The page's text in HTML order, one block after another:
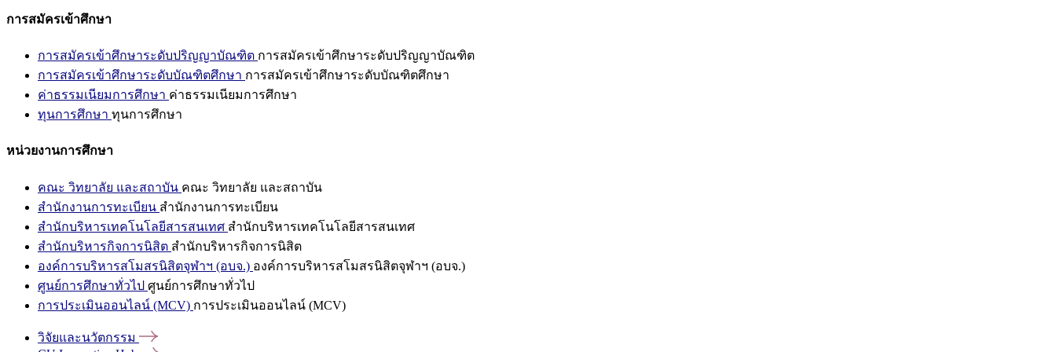
การสมัครเข้าศึกษา
การสมัครเข้าศึกษาระดับปริญญาบัณฑิต การสมัครเข้าศึกษาระดับปริญญาบัณฑิต
การสมัครเข้าศึกษาระดับบัณฑิตศึกษา การสมัครเข้าศึกษาระดับบัณฑิตศึกษา
ค่าธรรมเนียมการศึกษา ค่าธรรมเนียมการศึกษา
ทุนการศึกษา ทุนการศึกษา
หน่วยงานการศึกษา
คณะ วิทยาลัย และสถาบัน คณะ วิทยาลัย และสถาบัน
สำนักงานการทะเบียน สำนักงานการทะเบียน
สำนักบริหารเทคโนโลยีสารสนเทศ สำนักบริหารเทคโนโลยีสารสนเทศ
สำนักบริหารกิจการนิสิต สำนักบริหารกิจการนิสิต
องค์การบริหารสโมสรนิสิตจุฬาฯ (อบจ.) องค์การบริหารสโมสรนิสิตจุฬาฯ (อบจ.)
ศูนย์การศึกษาทั่วไป ศูนย์การศึกษาทั่วไป
การประเมินออนไลน์ (MCV) การประเมินออนไลน์ (MCV)
วิจัยและนวัตกรรม